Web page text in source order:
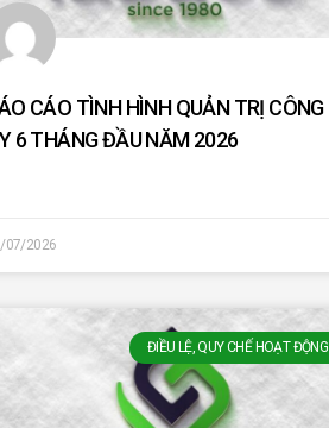
CÁO TÌNH HÌNH QUẢN TRỊ CÔNG
6 THÁNG ĐẦU NĂM 2026
07/2026
ĐIỀU LỆ, QUY CHẾ HOẠT ĐỘNG